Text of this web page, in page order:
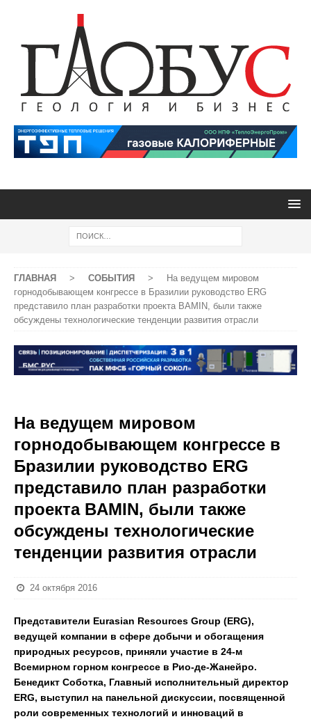
ГЛАВНАЯ > СОБЫТИЯ >
На ведущем мировом
горнодобывающем конгрессе в Бразилии руководство ERG
представило план разработки проекта BAMIN, были также
обсуждены технологические тенденции развития отрасли
На ведущем мировом
горнодобывающем конгрессе в
Бразилии руководство ERG
представило план разработки
проекта BAMIN, были также
обсуждены технологические
тенденции развития отрасли
24 октября 2016
Представители Eurasian Resources Group (ERG),
ведущей компании в сфере добычи и обогащения
природных ресурсов, приняли участие в 24-м
Всемирном горном конгрессе в Рио-де-Жанейро.
Бенедикт Соботка, Главный исполнительный директор
ERG, выступил на панельной дискуссии, посвященной
роли современных технологий и инноваций в